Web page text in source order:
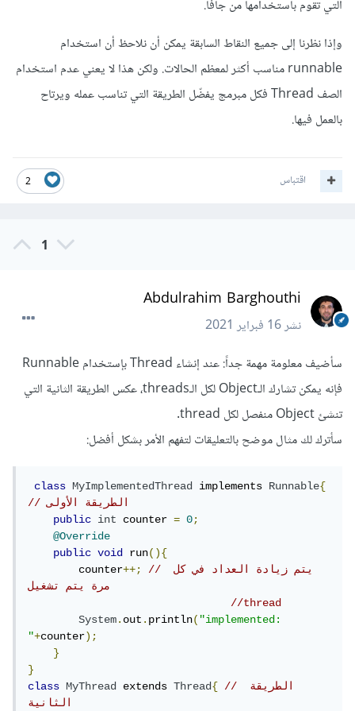
التي تقوم باستخدامها من جافا.
وإذا نظرنا إلى جميع النقاط السابقة يمكن أن نلاحظ أن استخدام
runnable مناسب أكثر لمعظم الحالات. ولكن هذا لا يعني عدم استخدام
الصف Thread فكل مبرمج يفضّل الطريقة التي تناسب عمله ويرتاح
بالعمل فيها.
2 اقتباس
1
Abdulrahim Barghouthi
نشر16 فبراير 2021
سأضيف معلومة مهمة جداً: عند إنشاء Thread بإستخدام Runnable
فإنه يمكن تشارك الـObject لكل الـthreads، عكس الطريقة الثانية التي
تنشئ Object منفصل لكل thread.
سأترك لك مثال موضح بالتعليقات لتفهم الأمر بشكل أفضل:
class MyImplementedThread implements Runnable{
// الطريقة الأولى
public
int counter = 0;
@Override
public
void run(){
        counter
++;
// يتم زيادة العداد في كل
مرة يتم تشغيل
//thread
System.out.println("implemented:
"+counter);
}
}
class
MyThread extends Thread{
// الطريقة
الثانية